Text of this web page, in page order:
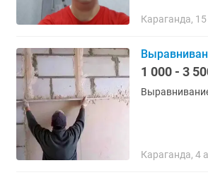
Караганда,
1 000 - 3
Караганда, 4